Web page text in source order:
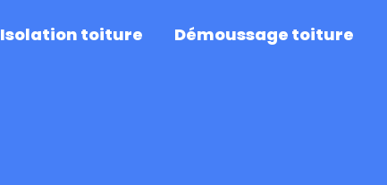
Isolation toiture Démoussage toiture